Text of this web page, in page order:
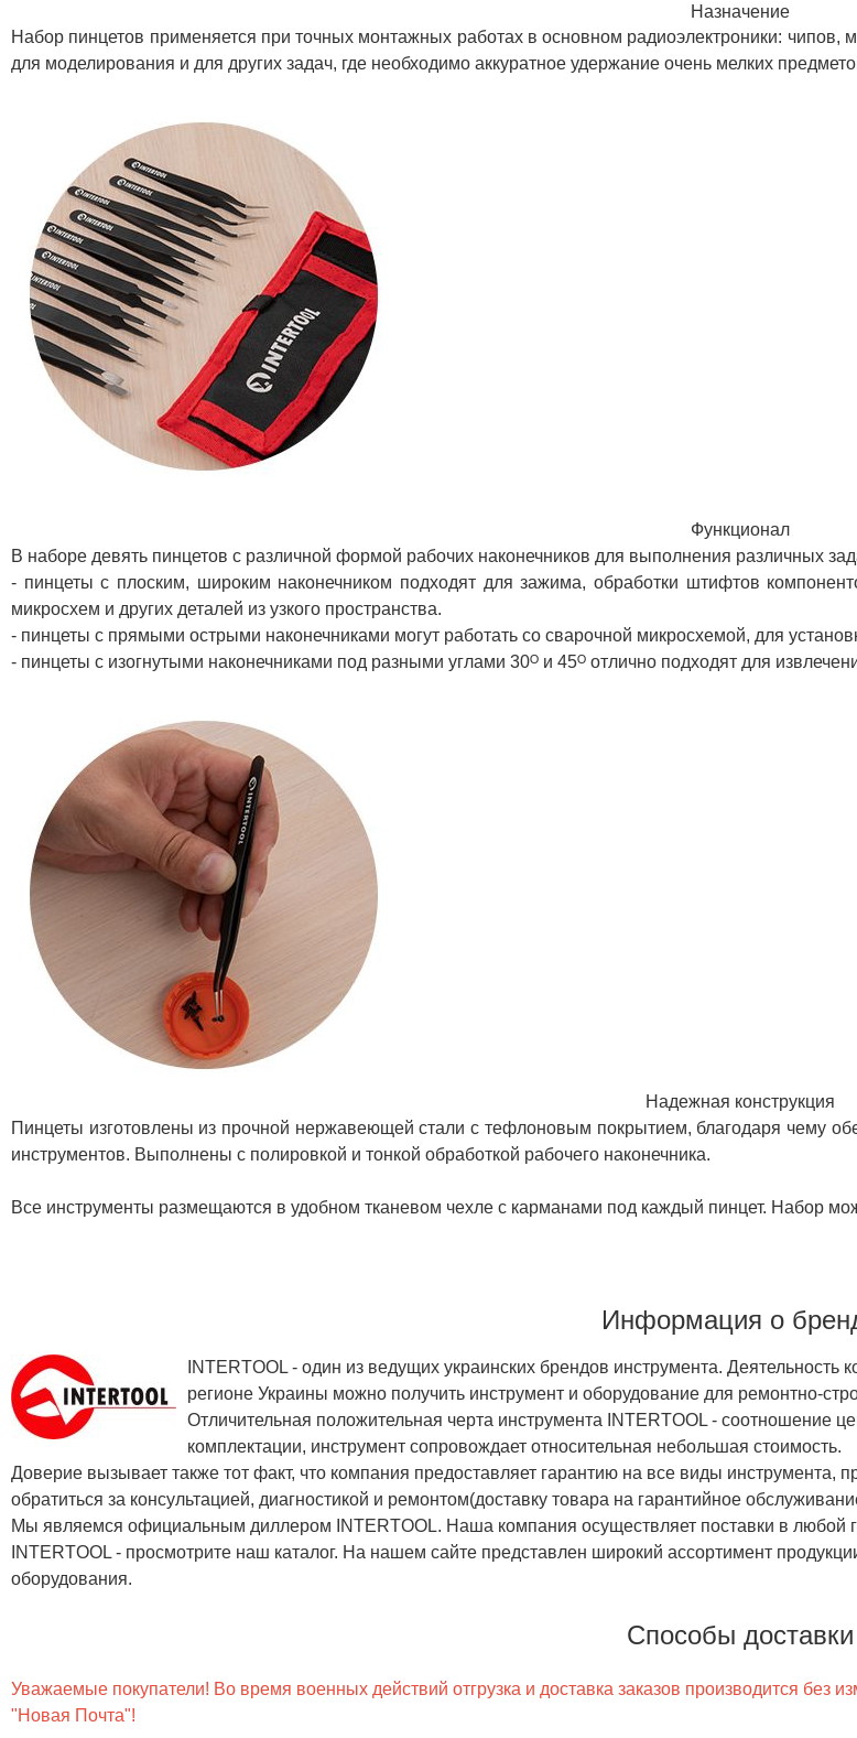
Назначение
Набор пинцетов применяется при точных монтажных работах в основном радиоэлектроники:
для моделирования и для других задач, где необходимо аккуратное удержание очень мелких
Функционал
В наборе девять пинцетов с различной формой рабочих наконечников для выполнения различных
- пинцеты с плоским, широким наконечником подходят для зажима, обработки штифтов
микросхем и других деталей из узкого пространства.
- пинцеты с прямыми острыми наконечниками могут работать со сварочной микросхемой, для
- пинцеты с изогнутыми наконечниками под разными углами 30ᴼ и 45ᴼ отлично подходят для
Надежная конструкция
Пинцеты изготовлены из прочной нержавеющей стали с тефлоновым покрытием, благодаря чему
инструментов. Выполнены с полировкой и тонкой обработкой рабочего наконечника.
Все инструменты размещаются в удобном тканевом чехле с карманами под каждый пинцет. Набор
Информация о
INTERTOOL - один из ведущих украинских брендов инструмента.
регионе Украины можно получить инструмент и оборудование для ремонтно-
Отличительная положительная черта инструмента INTERTOOL - соотношение
комплектации, инструмент сопровождает относительная небольшая стоимость.
Доверие вызывает также тот факт, что компания предоставляет гарантию на все виды инструмента,
обратиться за консультацией, диагностикой и ремонтом(доставку товара на гарантийное
Мы являемся официальным диллером INTERTOOL. Наша компания осуществляет поставки в
INTERTOOL - просмотрите наш каталог. На нашем сайте представлен широкий ассортимент
оборудования.
Способы доставки
Уважаемые покупатели! Во время военных действий отгрузка и доставка заказов производится без
"Новая Почта"!